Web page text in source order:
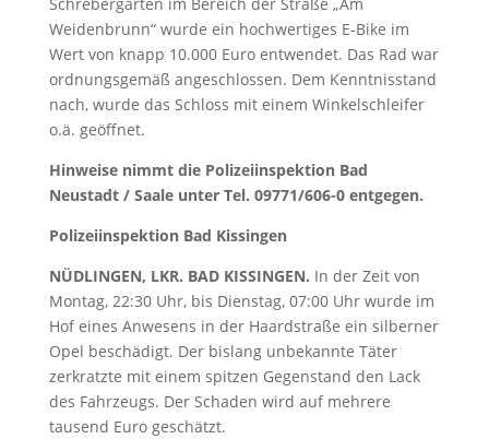
Weidenbrunn“ wurde ein hochwertiges E-Bike im
Wert von knapp 10.000 Euro entwendet. Das Rad war
ordnungsgemäß angeschlossen. Dem Kenntnisstand
nach, wurde das Schloss mit einem Winkelschleifer
o.ä. geöffnet.
Hinweise nimmt die Polizeiinspektion Bad
Neustadt / Saale unter Tel. 09771/606-0 entgegen.
Polizeiinspektion Bad Kissingen
NÜDLINGEN, LKR. BAD KISSINGEN. In der Zeit von
Montag, 22:30 Uhr, bis Dienstag, 07:00 Uhr wurde im
Hof eines Anwesens in der Haardstraße ein silberner
Opel beschädigt. Der bislang unbekannte Täter
zerkratzte mit einem spitzen Gegenstand den Lack
des Fahrzeugs. Der Schaden wird auf mehrere
tausend Euro geschätzt.